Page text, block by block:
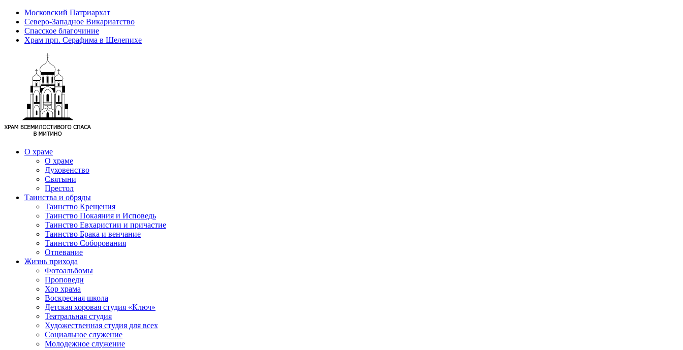
Московский Патриархат
Северо-Западное Викариатство
Спасское благочиние
Храм прп. Серафима в Шелепихе
О храме
О храме
Духовенство
Святыни
Престол
Таинства и обряды
Таинство Крещения
Таинство Покаяния и Исповедь
Таинство Евхаристии и причастие
Таинство Брака и венчание
Таинство Соборования
Отпевание
Жизнь прихода
Фотоальбомы
Проповеди
Хор храма
Воскресная школа
Детская хоровая студия «Ключ»
Театральная студия
Х​удожественная студия для всех
Социальное служение
Молодежное служение